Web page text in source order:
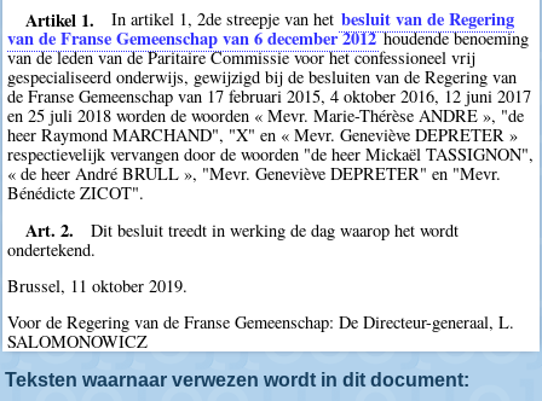
Artikel 1. In artikel 1, 2de streepje van het besluit van de Regering
van de Franse Gemeenschap van 6 december 2012houdende benoeming
van de leden van de Paritaire Commissie voor het confessioneel vrij
gespecialiseerd onderwijs, gewijzigd bij de besluiten van de Regering van
de Franse Gemeenschap van 17 februari 2015, 4 oktober 2016, 12 juni 2017
en 25 juli 2018 worden de woorden « Mevr. Marie-Thérèse ANDRE », "de
heer Raymond MARCHAND", "X" en « Mevr. Geneviève DEPRETER »
respectievelijk vervangen door de woorden "de heer Mickaël TASSIGNON",
« de heer André BRULL », "Mevr. Geneviève DEPRETER" en "Mevr.
Bénédicte ZICOT".
Art. 2.
Dit besluit treedt in werking de dag waarop het wordt
ondertekend.
Brussel, 11 oktober 2019.
Voor de Regering van de Franse Gemeenschap: De Directeur-generaal, L.
SALOMONOWICZ
Teksten waarnaar verwezen wordt in dit document: